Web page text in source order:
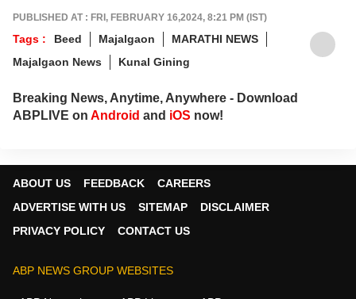
PUBLISHED AT : FRI, FEBRUARY 16,2024, 8:21 PM (IST)
Tags : Beed Majalgaon
MARATHI NEWS
Majalgaon News
Kunal Gining
Breaking News, Anytime, Anywhere - Download
ABPLIVE on Android and iOS now!
ABOUT US FEEDBACK
CAREERS
ADVERTISE WITH US
SITEMAP
DISCLAIMER
PRIVACY POLICY
CONTACT US
ABP NEWS GROUP WEBSITES